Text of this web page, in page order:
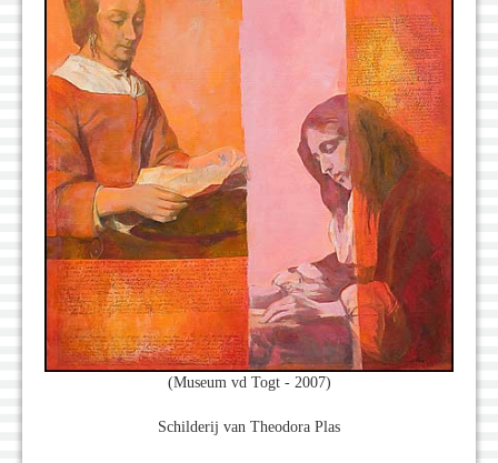
(Museum vd Togt - 2007)
Schilderij van Theodora Plas